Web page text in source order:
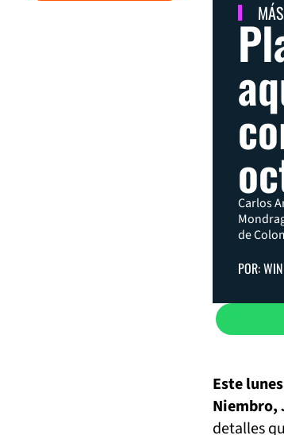
Carlos
de
POR:
Este
Niembro,
detalles